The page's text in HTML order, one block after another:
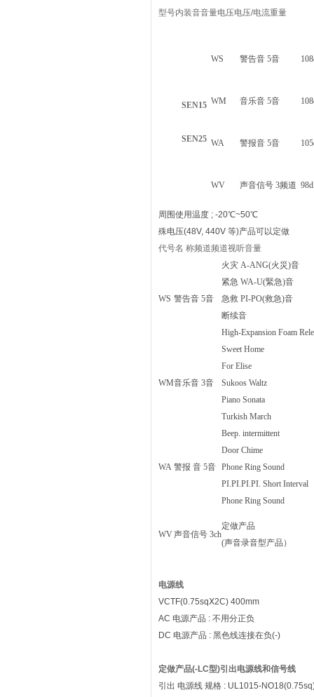
型号内装音音量电压电压/电流重量
SEN15
SEN25
WS 警告音 5音
WM 音乐音 5音
WA 警报音 5音
WV 声音信号 3频道
周围使用温度 ; -20℃~50℃
殊电压(48V, 440V 等)产品可以定做
代号名 称频道频道视听音量
WS 警告音 5音
火灾 A-ANG(火災)音
紧急 WA-U(緊急)音
急救 PI-PO(救急)音
断续音
High-Expansion Foam
WM音乐音 3音
Sweet Home
For Elise
Sukoos Waltz
Piano Sonata
Turkish March
WA 警报 音 5音
Beep. intermittent
Door Chime
Phone Ring Sound
PI.PI.PI.PI. Short Interval
Phone Ring Sound
WV声音信号 3ch
定做产品
(声音录音型产品）
电源线
VCTF(0.75sqⅩ2C) 400mm
AC 电源产品 : 不用分正负
DC 电源产品 : 黑色线连接在负(-)
定做产品(-LC型)引出电源线和信号线
引出 电源线 规格 : UL1015-